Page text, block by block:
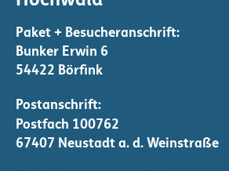
r
u
n
g
d
e
r
Bunker Erwin 6
54422 Börfink